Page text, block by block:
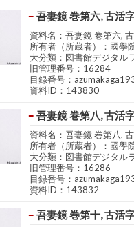
吾妻鏡 巻第六, 古活
資料名：吾妻鏡 巻第六,
所有者（所蔵者）：國學
大分類：図書館デジタル
旧管理番号：16284
目録番号：
資料ID：143830
吾妻鏡 巻第八, 古活
資料名：吾妻鏡 巻第八,
所有者（所蔵者）：國學
大分類：図書館デジタル
旧管理番号：16286
目録番号：
資料ID：143832
吾妻鏡 巻第十, 古活